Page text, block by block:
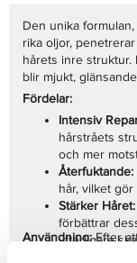
Den unika
rika oljor,
hårets inre
blir mjukt,
Fördelar:
Intensiv
hårstråets
och mer
Återfuktande:
hår, vilket
Stärker Håret:
förbättrar
ytterligare
Användning:Efter
Keratin Shampoo,